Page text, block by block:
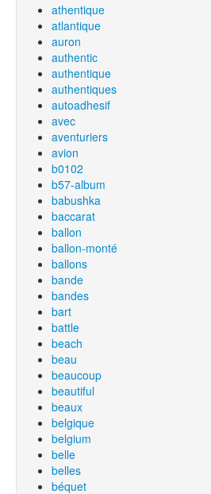
athentique
atlantique
auron
authentic
authentique
authentiques
autoadhesif
avec
aventuriers
avion
b0102
b57-album
babushka
baccarat
ballon
ballon-monté
ballons
bande
bandes
bart
battle
beach
beau
beaucoup
beautiful
beaux
belgique
belgium
belle
belles
béquet